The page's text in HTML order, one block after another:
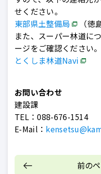
せください。
東部県土整備局
（
また、スーパー林道に
ージをご確認ください。
とくしま林道Navi
お問い合わせ
建設課
TEL：088-676-1514
E-Mail：
前の